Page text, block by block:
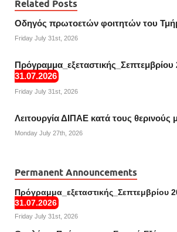
Related Posts
Οδηγός πρωτοετών φοιτητών του
Friday July 31st, 2026
Πρόγραμμα_εξεταστικής_Σεπτεμβρίου
31.07.2026
Friday July 31st, 2026
Λειτουργία ΔΙΠΑΕ κατά τους θερινούς
Monday July 27th, 2026
Permanent Announcements
Πρόγραμμα_εξεταστικής_Σεπτεμβρίου
31.07.2026
Friday July 31st, 2026